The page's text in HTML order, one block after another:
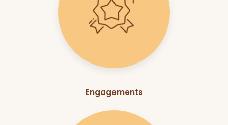
Engagements